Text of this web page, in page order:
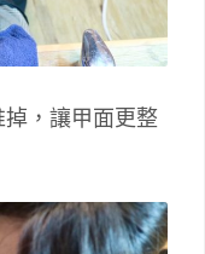
，讓甲面更整